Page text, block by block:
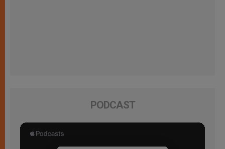
PODCAST